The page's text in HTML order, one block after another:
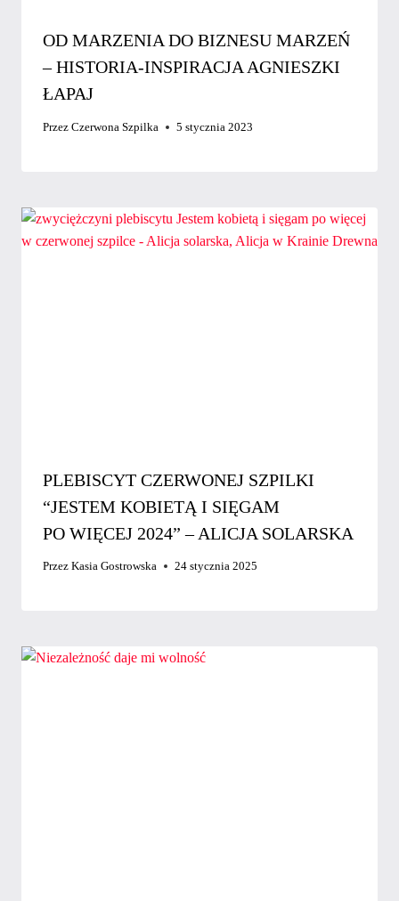
OD MARZENIA DO BIZNESU MARZEŃ
– HISTORIA-INSPIRACJA AGNIESZKI
ŁAPAJ
Przez Czerwona Szpilka 5 stycznia 2023
PLEBISCYT CZERWONEJ SZPILKI
“JESTEM KOBIETĄ I SIĘGAM
PO WIĘCEJ 2024” – ALICJA SOLARSKA
Przez Kasia Gostrowska 24 stycznia 2025